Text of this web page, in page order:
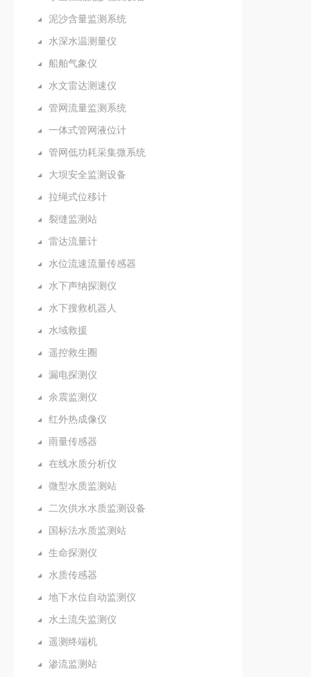
泥沙含量监测系统
水深水温测量仪
船舶气象仪
水文雷达测速仪
管网流量监测系统
一体式管网液位计
管网低功耗采集微系统
大坝安全监测设备
拉绳式位移计
裂缝监测站
雷达流量计
水位流速流量传感器
水下声纳探测仪
水下搜救机器人
水域救援
遥控救生圈
漏电探测仪
余震监测仪
红外热成像仪
雨量传感器
在线水质分析仪
微型水质监测站
二次供水水质监测设备
国标法水质监测站
生命探测仪
水质传感器
地下水位自动监测仪
水土流失监测仪
遥测终端机
渗流监测站